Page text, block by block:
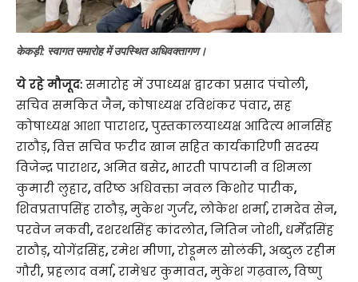
केकड़ी: स्वागत समारोह में उपस्थित अधिवक्तागण।
ये रहे मौजूद:समारोह में उपाध्यक्ष द्वारका प्रसाद पंचोली,
सचिव समकित जैन,कोषाध्यक्ष रविशंकर पंवार,सह
कोषाध्यक्ष आशा पाराशर,पुस्तकालयाध्यक्ष आदित्य भानसिंह
राठौड़,वित्त सचिव फरीद खान सहित कार्यकारिणी सदस्य
विजेन्द्र पाराशर,अमित बसेर,भारती पापटानी व शिमला
कुमारी लुहार,वरिष्ठ अधिवक्ता नवल किशोर पारीक,
शिवप्रतापसिंह राठौड़,मुकेश गुर्जर,लोकेश शर्मा,रामदेव सेन,
परवेज नकवी,दशरथसिंह कांदलोत,नितिन जोशी,धर्मेंद्रसिंह
राठौड़,योगेंद्रसिंह,रमेश मीणा,रोडूमल सोलंकी,अब्दुल रहीम
गौरी,प्रहलाद वर्मा,रामेश्वर कुमावत,मुकेश गढ़वाल,विष्णु